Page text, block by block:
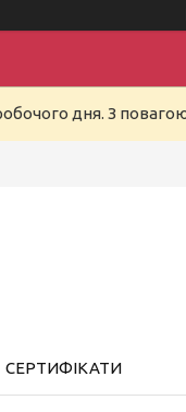
дня. З
СЕРТИФІКАТИ